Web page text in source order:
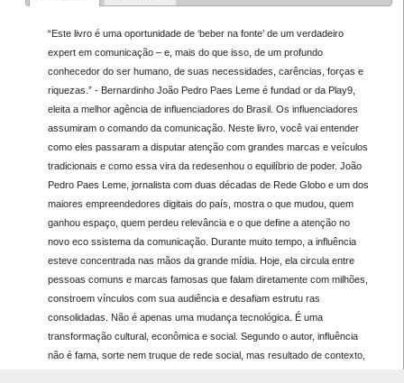
“Este livro é uma oportunidade de ‘beber na fonte’ de um verdadeiro
expert em comunicação – e, mais do que isso, de um profundo
conhecedor do ser humano, de suas necessidades, carências, forças e
riquezas.” - Bernardinho João Pedro Paes Leme é fundad or da Play9,
eleita a melhor agência de influenciadores do Brasil. Os influenciadores
assumiram o comando da comunicação. Neste livro, você vai entender
como eles passaram a disputar atenção com grandes marcas e veículos
tradicionais e como essa vira da redesenhou o equilíbrio de poder. João
Pedro Paes Leme, jornalista com duas décadas de Rede Globo e um dos
maiores empreendedores digitais do país, mostra o que mudou, quem
ganhou espaço, quem perdeu relevância e o que define a atenção no
novo eco ssistema da comunicação. Durante muito tempo, a influência
esteve concentrada nas mãos da grande mídia. Hoje, ela circula entre
pessoas comuns e marcas famosas que falam diretamente com milhões,
constroem vínculos com sua audiência e desafiam estrutu ras
consolidadas. Não é apenas uma mudança tecnológica. É uma
transformação cultural, econômica e social. Segundo o autor, influência
não é fama, sorte nem truque de rede social, mas resultado de contexto,